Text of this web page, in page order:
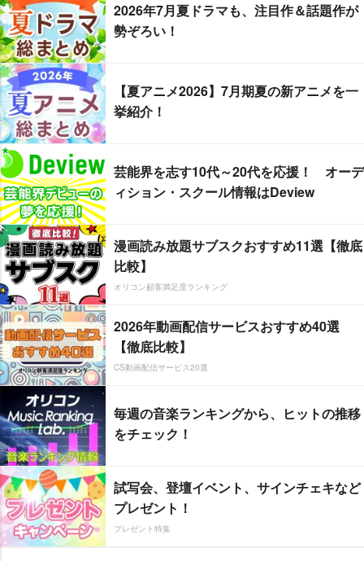
2026年7月夏ドラマも、注目作＆話題作が
勢ぞろい！
【夏アニメ2026】7月期夏の新アニメを一
挙紹介！
芸能界を志す10代～20代を応援！ オーデ
ィション・スクール情報はDeview
漫画読み放題サブスクおすすめ11選【徹底
比較】
オリコン顧客満足度ランキング
2026年動画配信サービスおすすめ40選
【徹底比較】
CS動画配信サービス20選
毎週の音楽ランキングから、ヒットの推移
をチェック！
試写会、登壇イベント、サインチェキなど
プレゼント！
プレゼント特集